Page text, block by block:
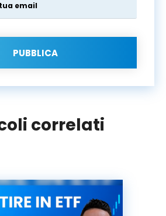
email
PUBBLICA
correlati